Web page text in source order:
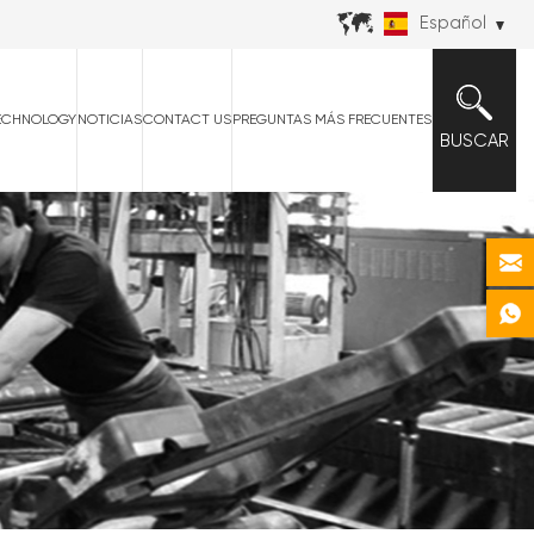
Español
BUSCAR
NOTICIASCONTACT US PREGUNTAS MÁS FRECUENTES